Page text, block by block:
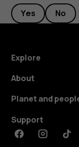
Yes No
Explore
About
Planet and
Support
FacebookInstagram